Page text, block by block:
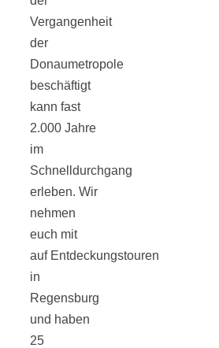
Vergangenheit
der
Donaumetropole
beschäftigt
kann fast
2.000 Jahre
im
Schnelldurchgang
erleben. Wir
nehmen
euch mit
auf Entdeckungstouren
in
Regensburg
und haben
25
2021: